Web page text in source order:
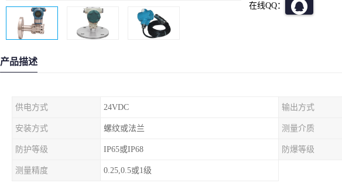
在线QQ：
产品描述
供电方式 24VDC 输出方式
安装方式 螺纹或法兰 测量介质
防护等级 IP65或IP68 防爆等级
测量精度 0.25,0.5或1级